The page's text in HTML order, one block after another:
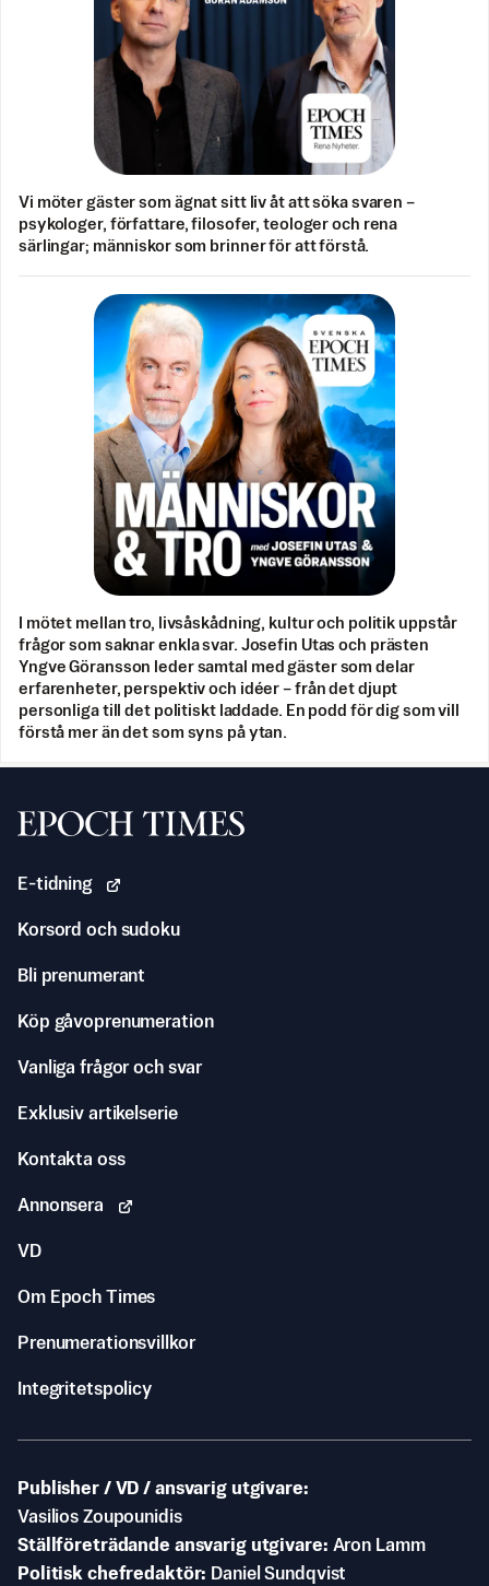
Vi möter gäster som ägnat sitt liv åt att söka svaren –
psykologer, författare, filosofer, teologer och rena
särlingar; människor som brinner för att förstå.
I mötet mellan tro, livsåskådning, kultur och politik uppstår
frågor som saknar enkla svar. Josefin Utas och prästen
Yngve Göransson leder samtal med gäster som delar
erfarenheter, perspektiv och idéer – från det djupt
personliga till det politiskt laddade. En podd för dig som vill
förstå mer än det som syns på ytan.
Svenska Epoch Times
E-tidning
Korsord och sudoku
Bli prenumerant
Köp gåvoprenumeration
Vanliga frågor och svar
Exklusiv artikelserie
Kontakta oss
Annonsera
VD
Om Epoch Times
Prenumerationsvillkor
Integritetspolicy
Publisher / VD / ansvarig utgivare
Vasilios Zoupounidis
Ställföreträdande ansvarig utgivare Aron Lamm
Politisk chefredaktör
Daniel Sundqvist